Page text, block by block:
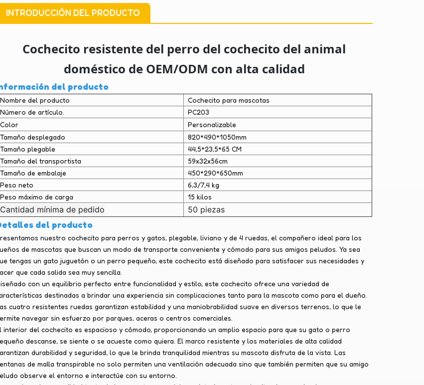
INTRODUCCIÓN DEL PRODUCTO
Cochecito resistente del perro del cochecito del animal
doméstico de OEM/ODM con alta calidad
del producto
Nombre del producto
Cochecito para mascotas
Número de artículo.
PC203
Color
Personalizable
Tamaño desplegado
820*490*1050mm
Tamaño plegable
44,5*23,5*65 CM
Tamaño del transportista
59x32x56cm
Tamaño de embalaje
450*290*650mm
Peso neto
6,3/7,4 kg
Peso máximo de carga
15 kilos
Cantidad mínima de pedido 50 piezas
del producto
nuestro cochecito para perros y gatos, plegable, liviano y de 4 ruedas, el compañero ideal para los
de mascotas que buscan un modo de transporte conveniente y cómodo para sus amigos peludos. Ya sea
tengas un gato juguetón o un perro pequeño, este cochecito está diseñado para satisfacer sus necesidades y
que cada salida sea muy sencilla.
con un equilibrio perfecto entre funcionalidad y estilo, este cochecito ofrece una variedad de
destinadas a brindar una experiencia sin complicaciones tanto para la mascota como para el dueño.
cuatro resistentes ruedas garantizan estabilidad y una maniobrabilidad suave en diversos terrenos, lo que le
navegar sin esfuerzo por parques, aceras o centros comerciales.
interior del cochecito es espacioso y cómodo, proporcionando un amplio espacio para que su gato o perro
descanse, se siente o se acueste como quiera. El marco resistente y los materiales de alta calidad
durabilidad y seguridad, lo que le brinda tranquilidad mientras su mascota disfruta de la vista. Las
de malla transpirable no solo permiten una ventilación adecuada sino que también permiten que su amigo
observe el entorno e interactúe con su entorno.